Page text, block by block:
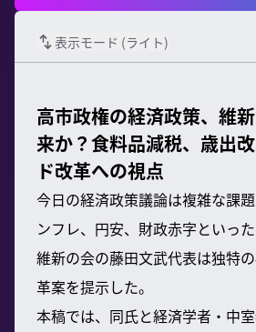
表示モード (ライト)
高市政権の経済政策、維
来か？食料品減税、歳出
ド改革への視点
今日の経済政策議論は複雑な課
ンフレ、円安、財政赤字といっ
維新の会の藤田文武代表は独特
革案を提示した。
本稿では、同氏と経済学者・中